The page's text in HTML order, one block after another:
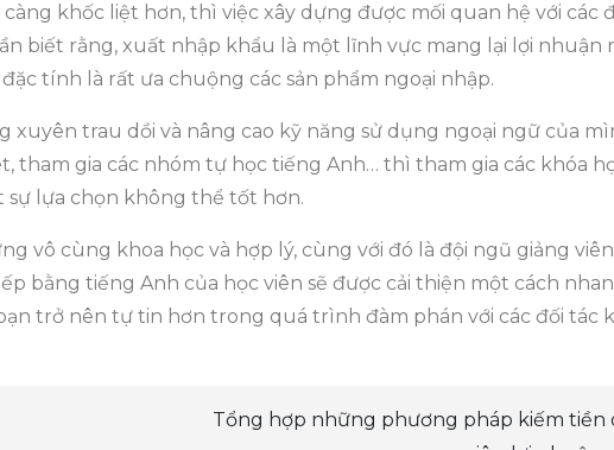
khốc liệt hơn, thì việc xây dựng được mối quan hệ với các
biết rằng, xuất nhập khẩu là một lĩnh vực mang lại lợi nhuận
tính là rất ưa chuộng các sản phẩm ngoại nhập.
xuyên trau dồi và nâng cao kỹ năng sử dụng ngoại ngữ của
tham gia các nhóm tự học tiếng Anh… thì tham gia các khóa
sự lựa chọn không thể tốt hơn.
vô cùng khoa học và hợp lý, cùng với đó là đội ngũ giảng
bằng tiếng Anh của học viên sẽ được cải thiện một cách
trở nên tự tin hơn trong quá trình đàm phán với các đối tác
Tổng hợp những phương pháp kiếm tiền